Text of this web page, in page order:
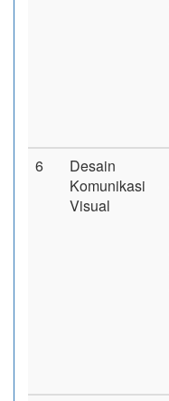
6
Desain
Komunikasi
Visual